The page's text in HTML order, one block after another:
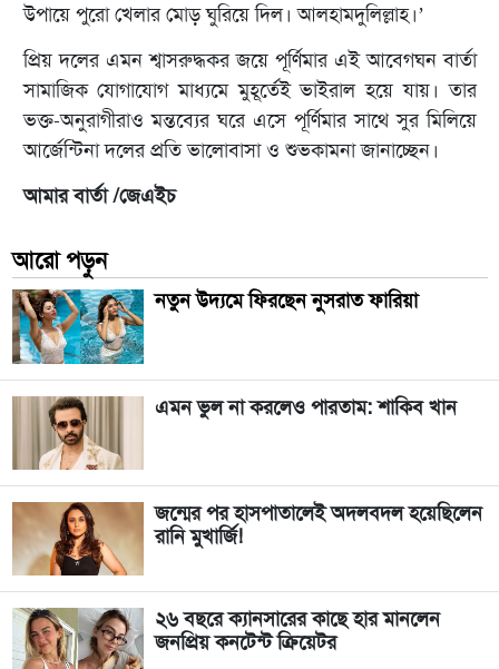
উপায়ে পুরো খেলার মোড় ঘুরিয়ে দিল। আলহামদুলিল্লাহ।’
প্রিয় দলের এমন শ্বাসরুদ্ধকর জয়ে পূর্ণিমার এই আবেগঘন বার্তা
সামাজিক যোগাযোগ মাধ্যমে মুহূর্তেই ভাইরাল হয়ে যায়। তার
ভক্ত-অনুরাগীরাও মন্তব্যের ঘরে এসে পূর্ণিমার সাথে সুর মিলিয়ে
আর্জেন্টিনা দলের প্রতি ভালোবাসা ও শুভকামনা জানাচ্ছেন।
আমার বার্তা /জেএইচ
আরো পড়ুন
নতুন উদ্যমে ফিরছেন নুসরাত ফারিয়া
এমন ভুল না করলেও পারতাম: শাকিব খান
জন্মের পর হাসপাতালেই অদলবদল হয়েছিলেন
রানি মুখার্জি!
২৬ বছরে ক্যানসারের কাছে হার মানলেন
জনপ্রিয় কনটেন্ট ক্রিয়েটর